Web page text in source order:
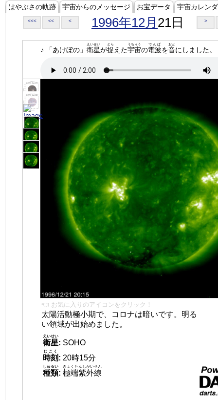
はやぶさの軌跡 宇宙からのメッセージ お宝データ 宇宙カレン
<<< << < 1996年12月 21日 >
♪ 「あけぼの」 衛星
えいせい
が捉
とら
えた宇宙
うちゅう
の電波
でんぱ
を音
おと
にしました。
👈 お気に入りのアイコンをクリック！
太陽活動極小期で、コロナは暗いです。明る
い領域が出始めました。
衛星
えいせい
: SOHO
時刻
じこく
: 20時15分
種類
しゅるい
: 極端紫外線
きょくたんしがいせん